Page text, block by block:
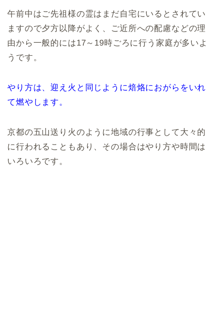
午前中はご先祖様の霊はまだ自宅にいるとされてい
ますので夕方以降がよく、ご近所への配慮などの理
由から一般的には17～19時ごろに行う家庭が多いよ
うです。
やり方は、迎え火と同じように焙烙におがらをいれ
て燃やします。
京都の五山送り火のように地域の行事として大々的
に行われることもあり、その場合はやり方や時間は
いろいろです。